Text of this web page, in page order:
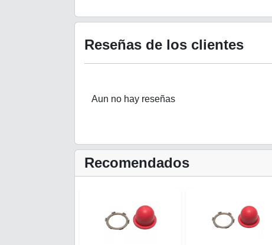
Reseñas de los clientes
Aun no hay reseñas
Recomendados